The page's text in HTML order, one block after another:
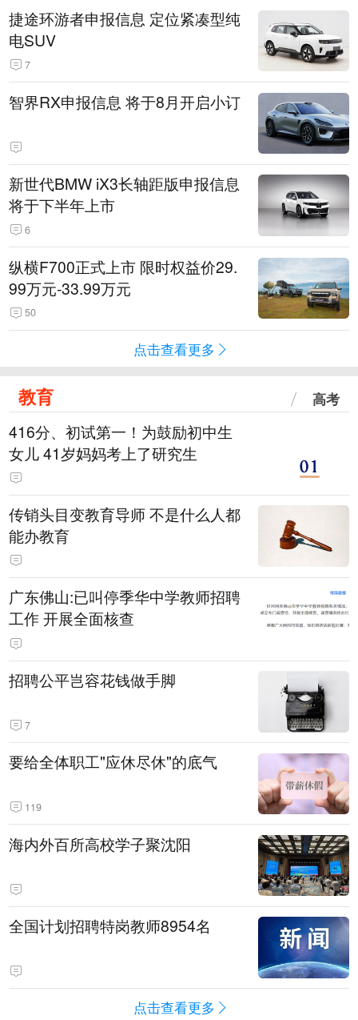
捷途环游者申报信息 定位紧凑型纯
电SUV
7
智界RX申报信息 将于8月开启小订
新世代BMW iX3长轴距版申报信息
将于下半年上市
6
纵横F700正式上市 限时权益价29.
99万元-33.99万元
50
点击查看更多
教育 高考
416分、初试第一！为鼓励初中生
女儿 41岁妈妈考上了研究生
传销头目变教育导师 不是什么人都
能办教育
广东佛山:已叫停季华中学教师招聘
工作 开展全面核查
招聘公平岂容花钱做手脚
7
要给全体职工"应休尽休"的底气
119
海内外百所高校学子聚沈阳
全国计划招聘特岗教师8954名
点击查看更多